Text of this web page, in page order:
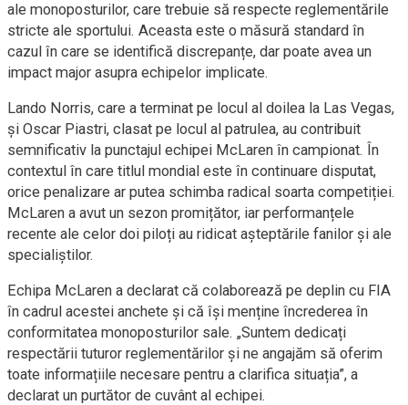
ale monoposturilor, care trebuie să respecte reglementările
stricte ale sportului. Aceasta este o măsură standard în
cazul în care se identifică discrepanțe, dar poate avea un
impact major asupra echipelor implicate.
Lando Norris, care a terminat pe locul al doilea la Las Vegas,
și Oscar Piastri, clasat pe locul al patrulea, au contribuit
semnificativ la punctajul echipei McLaren în campionat. În
contextul în care titlul mondial este în continuare disputat,
orice penalizare ar putea schimba radical soarta competiției.
McLaren a avut un sezon promițător, iar performanțele
recente ale celor doi piloți au ridicat așteptările fanilor și ale
specialiștilor.
Echipa McLaren a declarat că colaborează pe deplin cu FIA
în cadrul acestei anchete și că își menține încrederea în
conformitatea monoposturilor sale. „Suntem dedicați
respectării tuturor reglementărilor și ne angajăm să oferim
toate informațiile necesare pentru a clarifica situația”, a
declarat un purtător de cuvânt al echipei.